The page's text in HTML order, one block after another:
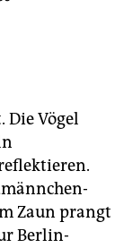
Die Vögel
Zaun prangt
Berlin-